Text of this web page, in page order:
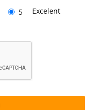
5 Excelent